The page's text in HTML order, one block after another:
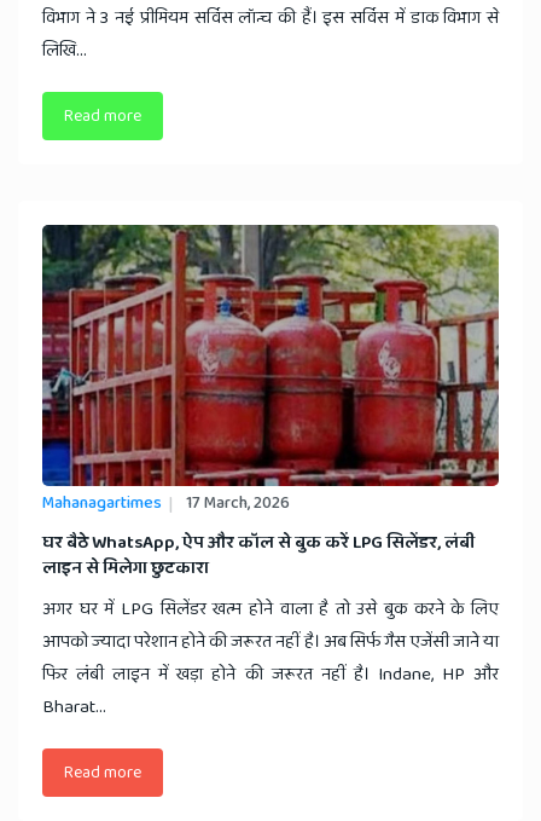
विभाग ने 3 नई प्रीमियम सर्विस लॉन्च की हैं। इस सर्विस में डाक विभाग से
लिखि...
Read more
Mahanagartimes 17 March, 2026
घर बैठे WhatsApp, ऐप और कॉल से बुक करें LPG सिलेंडर, लंबी
लाइन से मिलेगा छुटकारा
अगर घर में LPG सिलेंडर खत्म होने वाला है तो उसे बुक करने के लिए
आपको ज्यादा परेशान होने की जरूरत नहीं है। अब सिर्फ गैस एजेंसी जाने या
फिर लंबी लाइन में खड़ा होने की जरूरत नहीं है। Indane, HP और
Bharat...
Read more